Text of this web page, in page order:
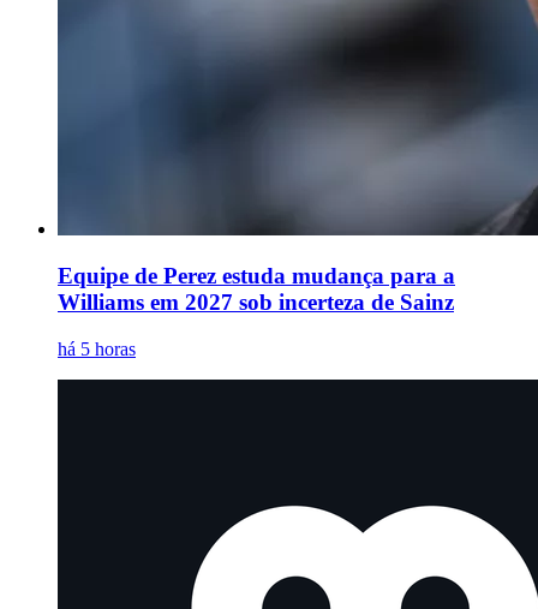
Equipe de Perez estuda mudança para a
Williams em 2027 sob incerteza de Sainz
há 5 horas